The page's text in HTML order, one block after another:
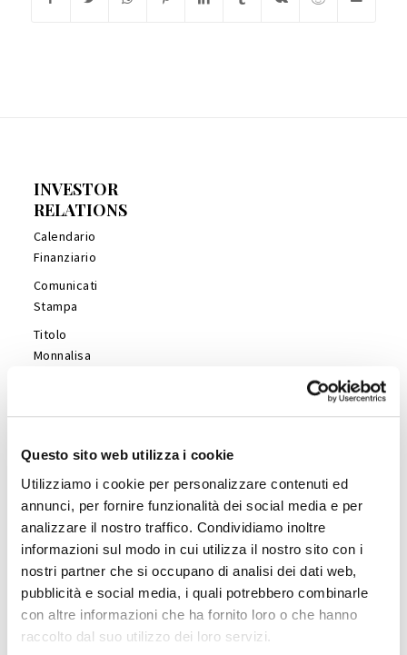
Questo sito web utilizza i cookie
Utilizziamo i cookie per personalizzare contenuti ed
annunci, per fornire funzionalità dei social media e per
analizzare il nostro traffico. Condividiamo inoltre
informazioni sul modo in cui utilizza il nostro sito con i
nostri partner che si occupano di analisi dei dati web,
pubblicità e social media, i quali potrebbero combinarle
con altre informazioni che ha fornito loro o che hanno
raccolto dal suo utilizzo dei loro servizi.
INVESTOR
RELATIONS
Calendario
Finanziario
Comunicati
Stampa
Titolo
Monnalisa
Presentations
Copertura
Analisti
Company
Profile
GOVERNANCE
Consiglio di
Amministrazione